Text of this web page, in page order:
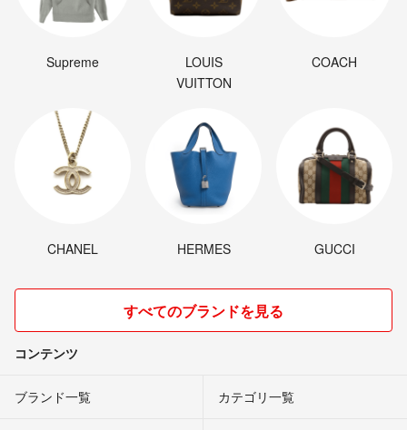
Supreme
LOUIS
VUITTON
COACH
CHANEL HERMES GUCCI
すべてのブランドを見る
コンテンツ
ブランド一覧 カテゴリ一覧